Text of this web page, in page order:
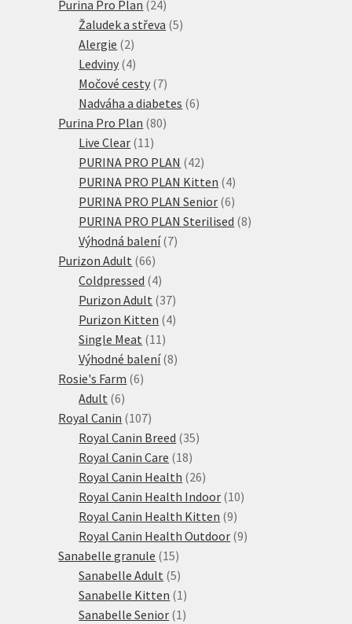
Purina Pro Plan 2424
produktů
Žaludek a střeva 55
Alergie 22
produkty
Ledviny 44
produkty
Močové cesty 77
produktů
Nadváha a diabetes 66
Purina Pro Plan 8080
Live Clear 11 11
produktů
PURINA PRO PLAN 4242
produktů
PURINA PRO PLAN Kitten 44
produkty
PURINA PRO PLAN Senior 66
produktů
PURINA PRO PLAN Sterilised 88
Výhodná balení 77
Purizon Adult 6666
produktů
Coldpressed 44
produkty
Purizon Adult 3737
produktů
Purizon Kitten 44
Single Meat 11 11
produktů
Výhodné balení 88
Rosie's Farm 66
Adult 66
produktů
Royal Canin 107107
produktů
Royal Canin Breed 3535
Royal Canin Care 1818
produktů
Royal Canin Health 2626
produktů
Royal Canin Health Indoor 1010
Royal Canin Health Kitten 99
produktů
Royal Canin Health Outdoor 99
Sanabelle granule 1515
produktů
Sanabelle Adult 55
produktů
Sanabelle Kitten 1 1
produkt
Sanabelle Senior 1 1